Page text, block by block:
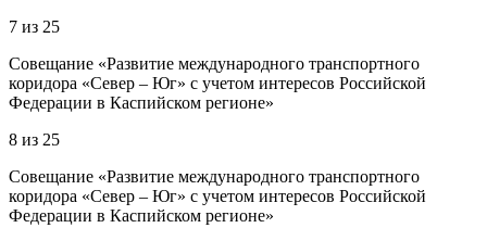
7 из 25
Совещание «Развитие международного транспортного
коридора «Север – Юг» с учетом интересов Российской
Федерации в Каспийском регионе»
8 из 25
Совещание «Развитие международного транспортного
коридора «Север – Юг» с учетом интересов Российской
Федерации в Каспийском регионе»